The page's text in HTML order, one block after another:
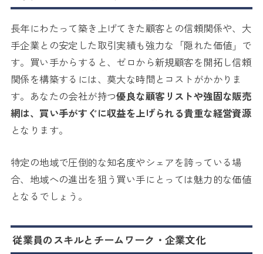
長年にわたって築き上げてきた顧客との信頼関係や、大
手企業との安定した取引実績も強力な「隠れた価値」で
す。買い手からすると、ゼロから新規顧客を開拓し信頼
関係を構築するには、莫大な時間とコストがかかりま
す。あなたの会社が持つ優良な顧客リストや強固な販売
網は、買い手がすぐに収益を上げられる貴重な経営資源
となります。
特定の地域で圧倒的な知名度やシェアを誇っている場
合、地域への進出を狙う買い手にとっては魅力的な価値
となるでしょう。
従業員のスキルとチームワーク・企業文化